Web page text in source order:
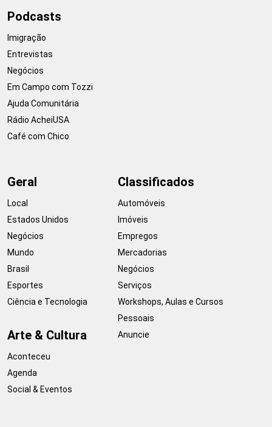
Podcasts
Imigração
Entrevistas
Negócios
Em Campo com Tozzi
Ajuda Comunitária
Rádio AcheiUSA
Café com Chico
Geral
Local
Estados Unidos
Negócios
Mundo
Brasil
Esportes
Ciência e Tecnologia
Arte & Cultura
Aconteceu
Agenda
Social & Eventos
Classificados
Automóveis
Imóveis
Empregos
Mercadorias
Negócios
Serviços
Workshops, Aulas e Cursos
Pessoais
Anuncie